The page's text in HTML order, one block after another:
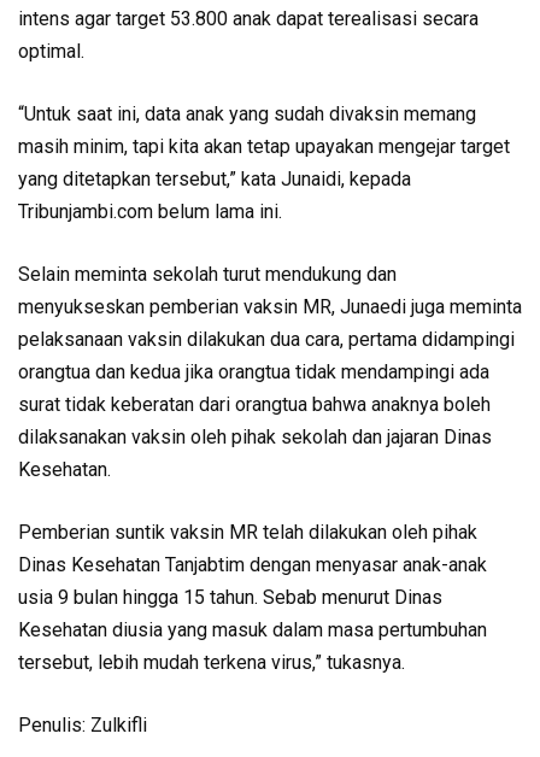
intens agar target 53.800 anak dapat terealisasi secara
optimal.
“Untuk saat ini, data anak yang sudah divaksin memang
masih minim, tapi kita akan tetap upayakan mengejar target
yang ditetapkan tersebut,” kata Junaidi, kepada
Tribunjambi.com belum lama ini.
Selain meminta sekolah turut mendukung dan
menyukseskan pemberian vaksin MR, Junaedi juga meminta
pelaksanaan vaksin dilakukan dua cara, pertama didampingi
orangtua dan kedua jika orangtua tidak mendampingi ada
surat tidak keberatan dari orangtua bahwa anaknya boleh
dilaksanakan vaksin oleh pihak sekolah dan jajaran Dinas
Kesehatan.
Pemberian suntik vaksin MR telah dilakukan oleh pihak
Dinas Kesehatan Tanjabtim dengan menyasar anak-anak
usia 9 bulan hingga 15 tahun. Sebab menurut Dinas
Kesehatan diusia yang masuk dalam masa pertumbuhan
tersebut, lebih mudah terkena virus,” tukasnya.
Penulis: Zulkifli